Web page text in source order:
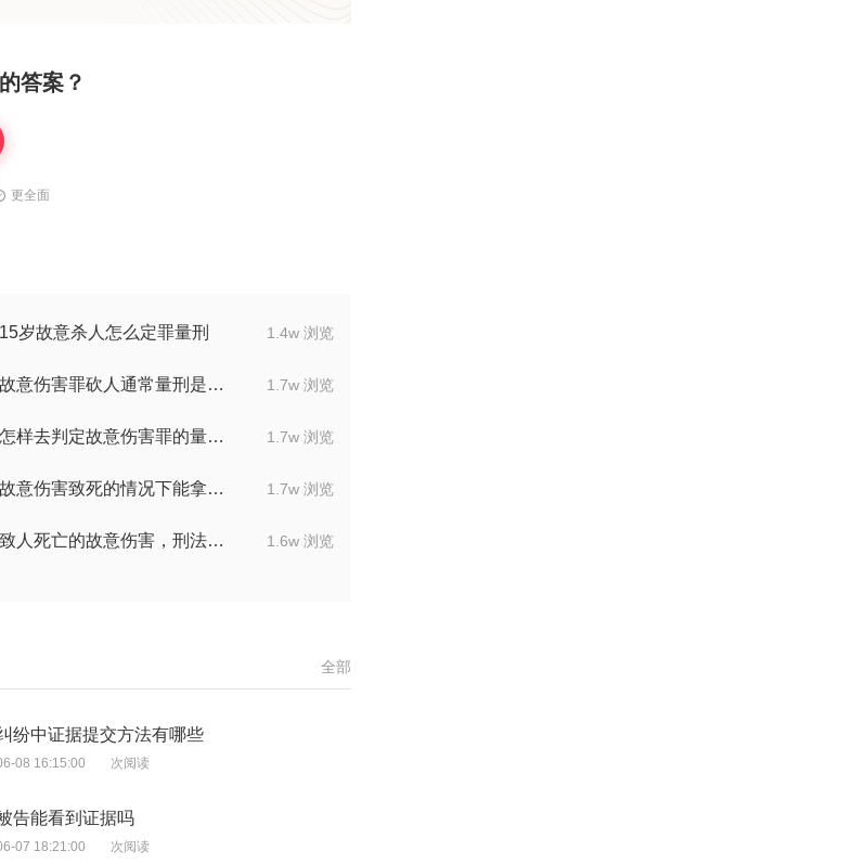
答案？
更全面
1.7w 浏览 文章 故意放火实施后会被判处多长时间
2.0w 浏览 文章 故意伤害致人伤残会被判多久
1.7w 浏览 文章 故意伤害致人死亡最高判刑超几年吗
1.9w 浏览 文章 没动手的人在故意伤害罪里怎么判
1.9w 浏览 文章 未成年人造成重伤二级实际要判多久
全部
纷中证据提交方法有哪些
08 16:15:00 次阅读
告能看到证据吗
07 18:21:00 次阅读